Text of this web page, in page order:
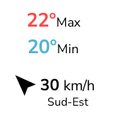
22°Max
20°Min
30 km/h
Sud-Est